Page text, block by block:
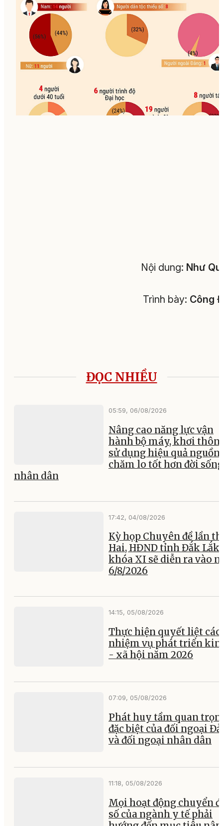
Nội dung: Như
Trình bày: Công
ĐỌC NHIỀU
05:59, 06/08/2026
Nâng cao năng lực vận
hành bộ máy, khơi
sử dụng hiệu quả nguồn
chăm lo tốt hơn đời sống
nhân dân
17:42, 04/08/2026
Kỳ họp Chuyên đề lần
Hai, HĐND tỉnh Đắk Lắk
khóa XI sẽ diễn ra vào
6/8/2026
14:15, 05/08/2026
Thực hiện quyết liệt các
nhiệm vụ phát triển
- xã hội năm 2026
07:09, 05/08/2026
Phát huy tầm quan
đặc biệt của đối ngoại
và đối ngoại nhân dân
11:18, 05/08/2026
Mọi hoạt động chuyển
số của ngành y tế phải